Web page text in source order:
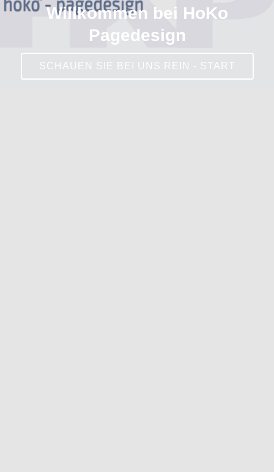
Willkommen bei HoKo
Pagedesign
SCHAUEN SIE BEI UNS REIN - START